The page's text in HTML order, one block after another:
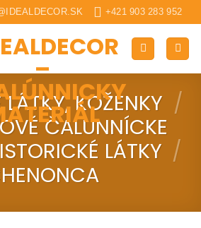
+421 903 283 952
KOŽENKY /
ČALUNNÍCKE
LÁTKY /